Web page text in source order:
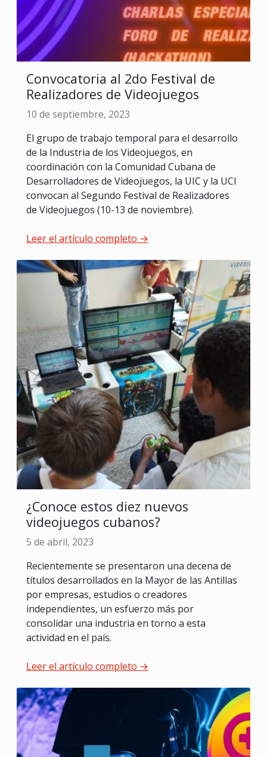
Convocatoria al 2do Festival de
Realizadores de Videojuegos
10 de septiembre, 2023
El grupo de trabajo temporal para el desarrollo
de la Industria de los Videojuegos, en
coordinación con la Comunidad Cubana de
Desarrolladores de Videojuegos, la UIC y la UCI
convocan al Segundo Festival de Realizadores
de Videojuegos (10-13 de noviembre).
Leer el artículo completo →
¿Conoce estos diez nuevos
videojuegos cubanos?
5 de abril, 2023
Recientemente se presentaron una decena de
títulos desarrollados en la Mayor de las Antillas
por empresas, estudios o creadores
independientes, un esfuerzo más por
consolidar una industria en torno a esta
actividad en el país.
Leer el artículo completo →